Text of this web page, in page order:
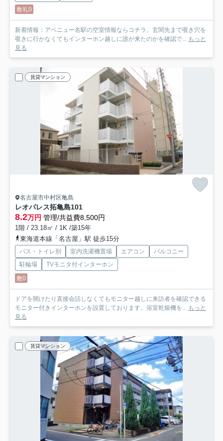
敷礼0
新着情報：アベニュー名駅の空室情報ならコチラ。玄関先まで覗き穴を
覗きに行かなくてもインターホン越しに誰が来たのかを確認で... もっと
見る
賃貸マンション
名古屋市中村区亀島
レオパレス拓亀島101
8.2万円 管理/共益費8,500円
1階 / 23.18㎡ / 1K /築15年
東海道本線「名古屋」駅 徒歩15分
バス・トイレ別 室内洗濯機置場 エアコン
バルコニー
駐輪場
TVモニタ付インターホン
敷0
ドアを開けたり直接会話しなくてもモニター越しに来訪者を確認できる
モニター付きインターホンを設置しております。浴室乾燥機を... もっと
見る
賃貸マンション